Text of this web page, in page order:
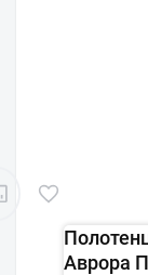
Аврора